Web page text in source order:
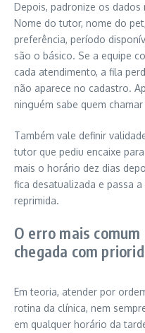
Depois, padronize os
Nome do tutor, nome do
preferência, período
são o básico. Se a equipe
cada atendimento, a fila
não aparece no cadastro.
ninguém sabe quem
Também vale definir
tutor que pediu encaixe
mais o horário dez dias
fica desatualizada e passa
reprimida.
O erro mais
chegada com
Em teoria, atender por
rotina da clínica, nem
em qualquer horário da